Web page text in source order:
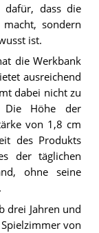
dafür, dass die
sondern
ist.
die Werkbank
ausreichend
dabei nicht zu
Höhe der
von 1,8 cm
des Produkts
der täglichen
ohne seine
drei Jahren und
von